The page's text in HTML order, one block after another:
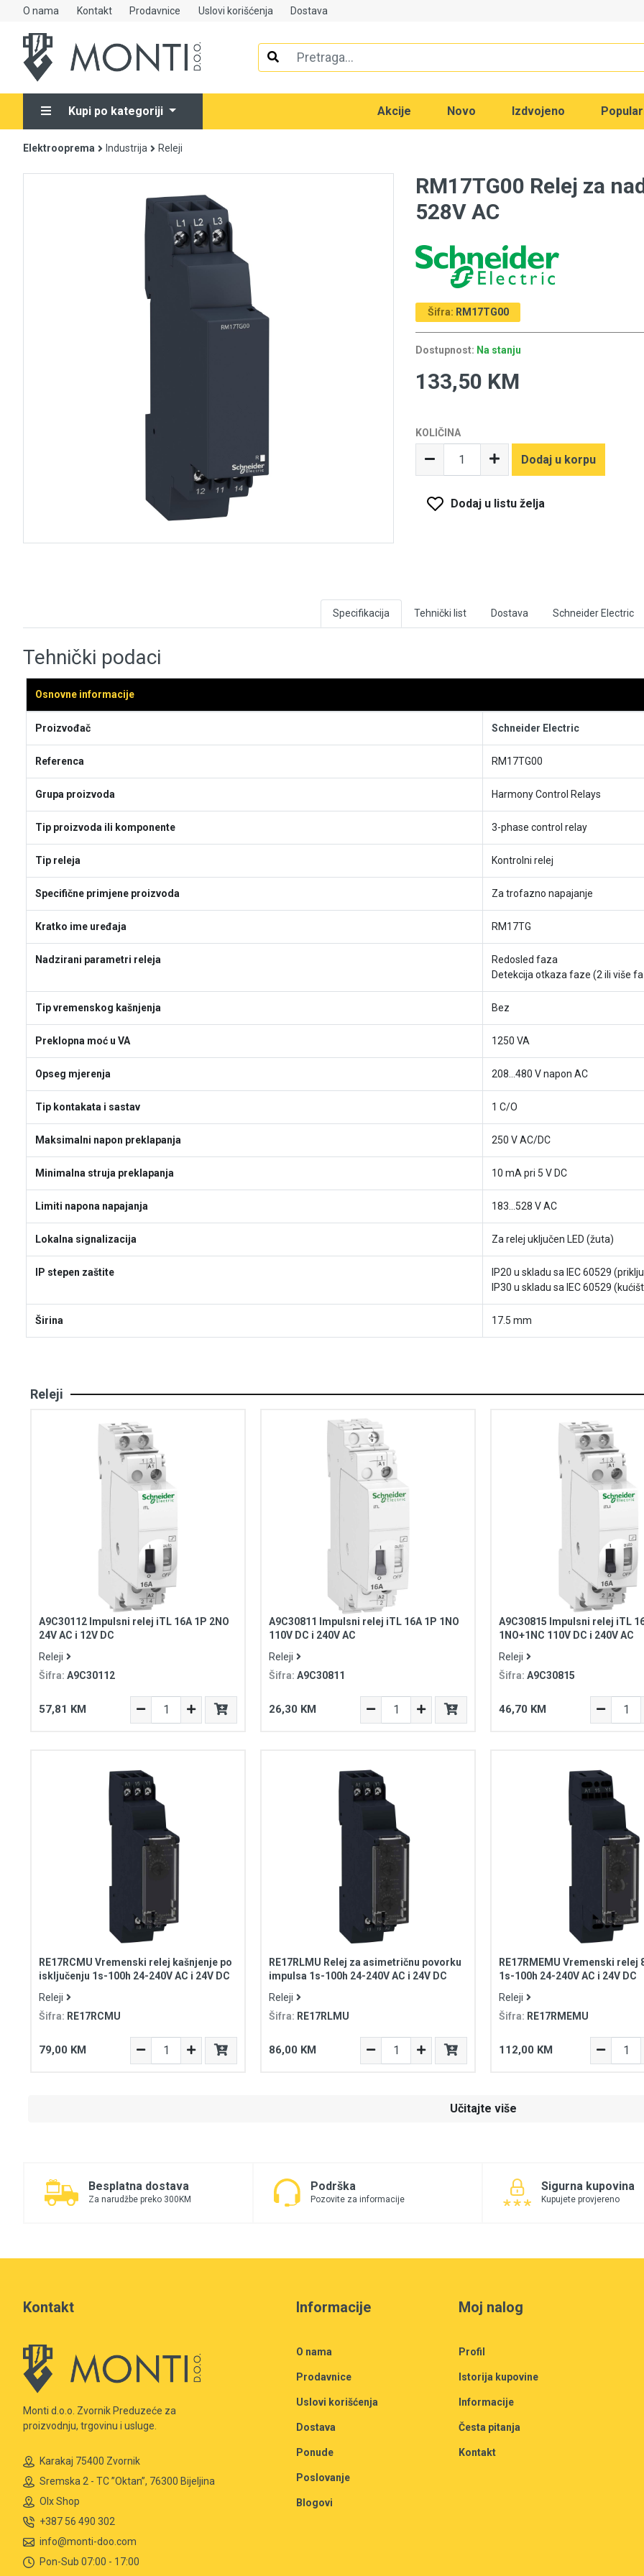
O nama Kontakt Prodavnice Uslovi korišćenja Dostava
Kupi po kategoriji Akcije Novo Izdvojeno
Alati
Elektrooprema
Grijanje i klimatizacija
Mjerno-regulaciona oprema
Elektrooprema Industrija Releji
RM17TG00 Relej za
528V AC
Šifra: RM17TG00
Dostupnost: Na stanju
133,50 KM
KOLIČINA
Dodaj u korpu
Dodaj u listu želja
Specifikacija Tehnički list Dostava Schneider Electric
Tehnički podaci
Osnovne informacije
Proizvođač Schneider Electric
Referenca RM17TG00
Grupa proizvoda Harmony Control Relays
Tip proizvoda ili komponente 3-phase control relay
Tip releja Kontrolni relej
Specifične primjene proizvoda Za trofazno napajanje
Kratko ime uređaja RM17TG
Nadzirani parametri releja
Redosled faza
Detekcija otkaza faze (2 ili više
Tip vremenskog kašnjenja Bez
Preklopna moć u VA 1250 VA
Opseg mjerenja 208...480 V napon AC
Tip kontakata i sastav 1 C/O
Maksimalni napon preklapanja 250 V AC/DC
Minimalna struja preklapanja 10 mA pri 5 V DC
Limiti napona napajanja 183…528 V AC
Lokalna signalizacija Za relej uključen LED (žuta)
IP stepen zaštite
IP20 u skladu sa IEC 60529
IP30 u skladu sa IEC 60529
Širina 17.5 mm
Releji
A9C30112 Impulsni relej iTL 16A 1P 2NO
24V AC i 12V DC
Releji
Šifra: A9C30112
57,81 KM
A9C30811 Impulsni relej iTL 16A 1P 1NO
110V DC i 240V AC
Releji
Šifra: A9C30811
26,30 KM
A9C30815 Impulsni relej iTL
1NO+1NC 110V DC i 240V AC
Releji
Šifra: A9C30815
46,70 KM
RE17RCMU Vremenski relej kašnjenje po
isključenju 1s-100h 24-240V AC i 24V DC
Releji
Šifra: RE17RCMU
79,00 KM
RE17RLMU Relej za asimetričnu povorku
impulsa 1s-100h 24-240V AC i 24V DC
Releji
Šifra: RE17RLMU
86,00 KM
RE17RMEMU Vremenski relej
1s-100h 24-240V AC i 24V DC
Releji
Šifra: RE17RMEMU
112,00 KM
Učitajte više
Besplatna dostava
Za narudžbe preko 300KM
Podrška
Pozovite za informacije
Sigurna kupovina
Kupujete provjereno
Kontakt
Monti d.o.o. Zvornik Preduzeće za
proizvodnju, trgovinu i usluge.
Karakaj 75400 Zvornik
Sremska 2 - TC ”Oktan”, 76300 Bijeljina
Olx Shop
+387 56 490 302
info@monti-doo.com
Pon-Sub 07:00 - 17:00
Informacije
O nama
Prodavnice
Uslovi korišćenja
Dostava
Ponude
Poslovanje
Blogovi
Moj nalog
Profil
Istorija kupovine
Informacije
Česta pitanja
Kontakt